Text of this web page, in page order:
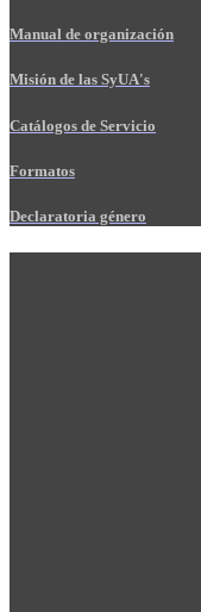
Manual de organización
Misión de las SyUA's
Catálogos de Servicio
Formatos
Declaratoria género